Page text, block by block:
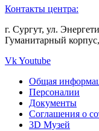
Контакты центра:
г. Сургут, ул.
Гуманитарный
VkYoutube
Общая
Персоналии
Документы
Соглашения о
3D Музей